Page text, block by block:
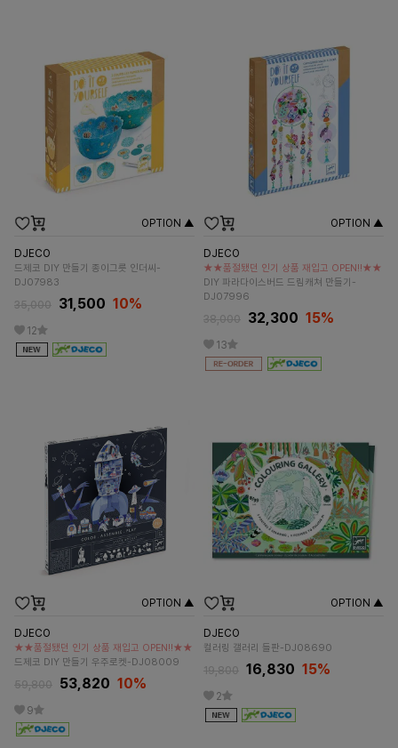
OPTION ▲
DJECO
드제코 DIY 만들기 종이그릇 인더씨-
DJ07983
35,000 31,500 10%
12
OPTION ▲
DJECO
★★품절됐던 인기 상품 재입고 OPEN!!★★
DIY 파라다이스버드 드림캐쳐 만들기-
DJ07996
38,000 32,300 15%
13
OPTION ▲
DJECO
★★품절됐던 인기 상품 재입고 OPEN!!★★
드제코 DIY 만들기 우주로켓-DJ08009
59,800 53,820 10%
9
OPTION ▲
DJECO
컬러링 갤러리 들판-DJ08690
19,800 16,830 15%
2